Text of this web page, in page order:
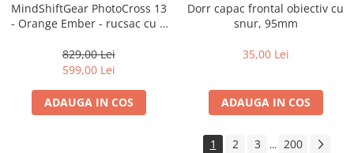
MindShiftGear PhotoCross 13
- Orange Ember - rucsac cu o
829,00 Lei
599,00 Lei
ADAUGA IN COS
Dorr capac frontal obiectiv cu
snur, 95mm
35,00 Lei
ADAUGA IN COS
1 2 3 ... 200